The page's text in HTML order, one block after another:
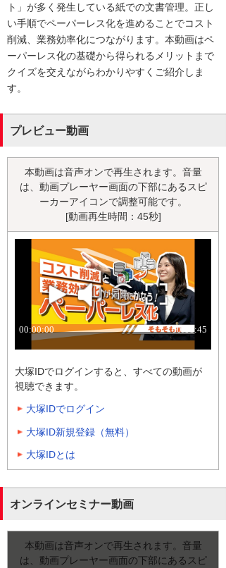
ト」が多く発生している紙での文書管理。正し
い手順でペーパーレス化を進めることでコスト
削減、業務効率化につながります。本動画はペ
ーパーレス化の基礎から得られるメリットまで
クイズを交えながらわかりやすくご紹介しま
す。
プレビュー動画
本動画は音声オンで再生されます。音量
は、動画プレーヤー画面の下部にあるスピ
ーカーアイコンで調整可能です。
[動画再生時間：45秒]
大塚IDでログインすると、すべての動画が
視聴できます。
大塚IDでログイン
大塚ID新規登録（無料）
大塚IDとは
オンラインセミナー動画
本動画は音声オンで再生されます。音量
は、動画プレーヤー画面の下部にあるスピ